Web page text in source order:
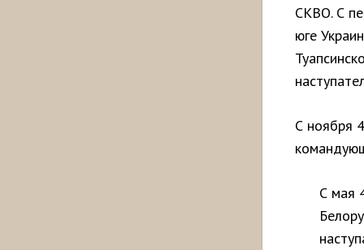
СКВО. С
юге
С ноября
С мая